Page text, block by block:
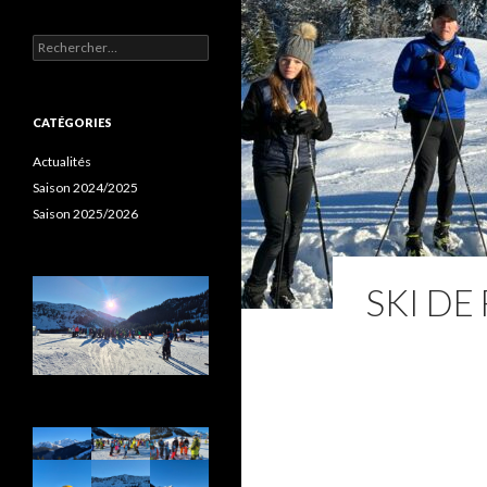
SKI
Rechercher :
CATÉGORIES
Actualités
Saison 2024/2025
Saison 2025/2026